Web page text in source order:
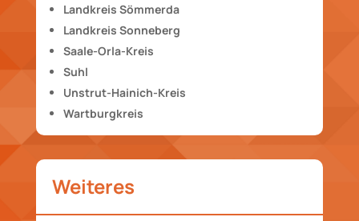
Landkreis Sömmerda
Landkreis Sonneberg
Saale-Orla-Kreis
Suhl
Unstrut-Hainich-Kreis
Wartburgkreis
Weiteres